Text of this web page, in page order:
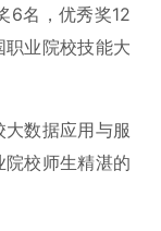
6名，优秀奖12
业院校技能大
数据应用与服
校师生精湛的